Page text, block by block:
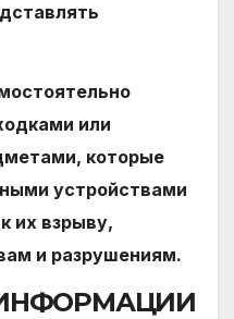
или
которые
устройствами
их взрыву,
и разрушениям.